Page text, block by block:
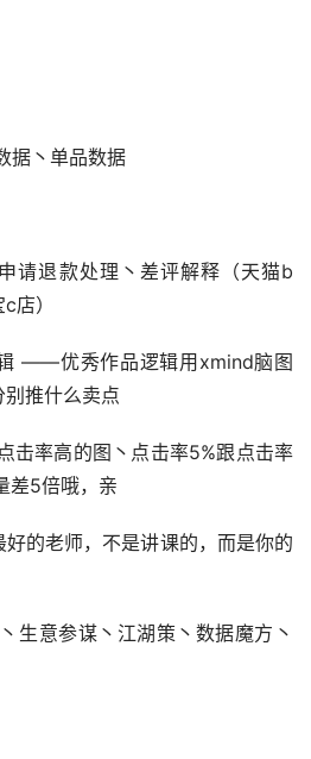
丶单品数据
退款处理丶差评解释（天猫b
店）
——优秀作品逻辑用xmind脑图
推什么卖点
率高的图丶点击率5%跟点击率
差5倍哦，亲
的老师，不是讲课的，而是你的
意参谋丶江湖策丶数据魔方丶